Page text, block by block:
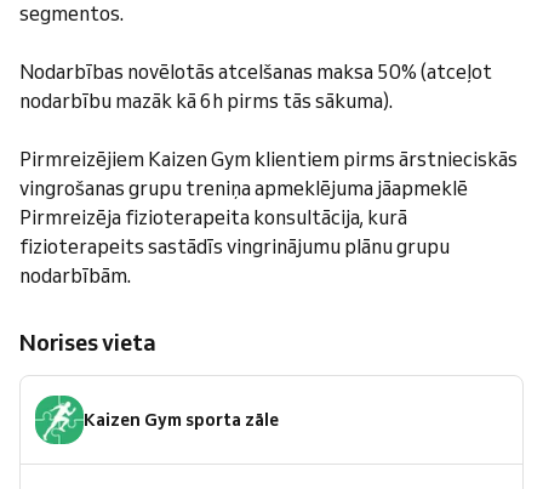
segmentos.
Nodarbības novēlotās atcelšanas maksa 50% (atceļot
nodarbību mazāk kā 6h pirms tās sākuma).
Pirmreizējiem Kaizen Gym klientiem pirms ārstnieciskās
vingrošanas grupu treniņa apmeklējuma jāapmeklē
Pirmreizēja fizioterapeita konsultācija, kurā
fizioterapeits sastādīs vingrinājumu plānu grupu
nodarbībām.
Norises vieta
Kaizen Gym sporta zāle